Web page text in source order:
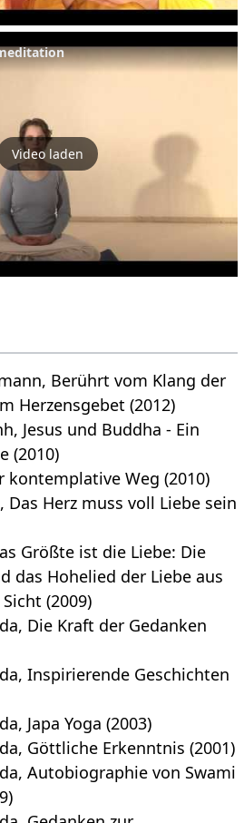
Video laden
Berührt vom Klang der
Herzensgebet (2012)
Jesus und Buddha - Ein
(2010)
kontemplative Weg (2010)
Das Herz muss voll Liebe sein
Größte ist die Liebe: Die
das Hohelied der Liebe aus
(2009)
Die Kraft der Gedanken
Inspirierende Geschichten
Japa Yoga (2003)
Göttliche Erkenntnis (2001)
Autobiographie von Swami